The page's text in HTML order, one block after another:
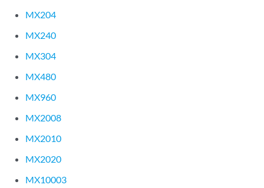
MX204
MX240
MX304
MX480
MX960
MX2008
MX2010
MX2020
MX10003